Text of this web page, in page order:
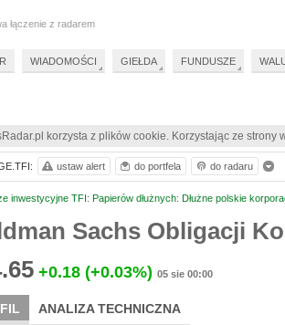
korzysta z plików cookie. Korzystając ze
inwestycyjne TFI: Papierów dłużnych: Dłużne polskie
Sachs Obligacji
+0.18 (+0.03%) 05 sie 00:00
ANALIZA TECHNICZNA
ustaw alert do portfela do radaru
łączenie z radarem
WIADOMOŚCI GIEŁDA FUNDUSZE